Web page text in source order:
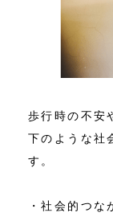
歩行時の不安
下のような社
す。
・社会的つ